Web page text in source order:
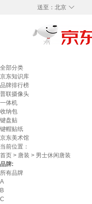
◇
送至： 北京
全部分类
京东知识库
品牌排行榜
普联摄像头
一体机
收纳包
键盘贴
键帽贴纸
京东美术馆
当前位置：
首页 > 唐装 > 男士休闲唐装
品牌:
所有品牌
A
B
C